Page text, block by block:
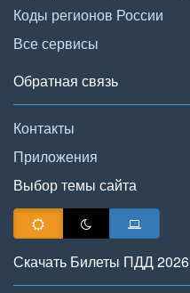
Коды регионов России
Все сервисы
Обратная связь
Контакты
Приложения
Выбор темы сайта
Скачать Билеты ПДД 2026